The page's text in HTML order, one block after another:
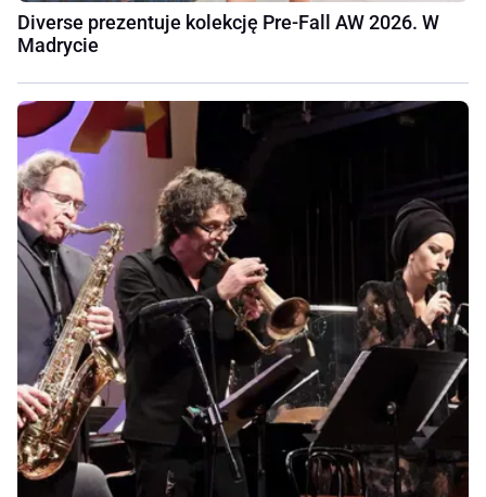
Diverse prezentuje kolekcję Pre-Fall AW 2026. W
Madrycie